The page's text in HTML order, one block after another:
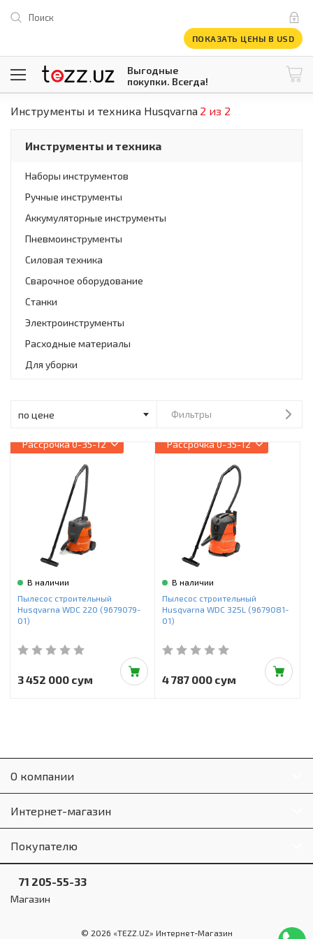
Поиск
ПОКАЗАТЬ ЦЕНЫ В USD
Выгодные
покупки. Всегда!
1 USD = 12 296.16 сум\ @tezzuz
Все категории
Компьютеры и оргтехника
Телевизоры
Климатическая техника
Встраиваемая техника
Мелкая бытовая техника
Инструменты и техника
Товары для дома
Климатическая техника
Встраиваемая техника
Крупнобытовая техника
Мелкая бытовая техника
Инструменты и техника Husqvarna 2 из 2
Инструменты и техника
Наборы инструментов
Ручные инструменты
Аккумуляторные инструменты
Пневмоинструменты
Силовая техника
Сварочное оборудование
Станки
Электроинструменты
Расходные материалы
Для уборки
Фильтры
Рассрочка0-35-12
В наличии
Пылесос строительный
Husqvarna WDC 220 (9679079-
01)
3 452 000 сум
Рассрочка0-35-12
В наличии
Пылесос строительный
Husqvarna WDC 325L (9679081-
01)
4 787 000 сум
О компании
Интернет-магазин
Покупателю
71 205-55-33
Магазин
© 2026 «TEZZ.UZ» Интернет-Магазин